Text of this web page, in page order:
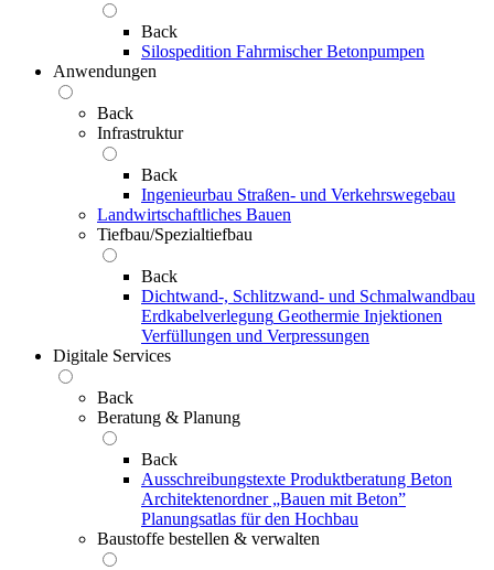
Back
Silospedition Fahrmischer Betonpumpen
Anwendungen
Back
Infrastruktur
Back
Ingenieurbau Straßen- und Verkehrswegebau
Landwirtschaftliches Bauen
Tiefbau/Spezialtiefbau
Back
Dichtwand-, Schlitzwand- und Schmalwandbau
Erdkabelverlegung Geothermie Injektionen
Verfüllungen und Verpressungen
Digitale Services
Back
Beratung & Planung
Back
Ausschreibungstexte Produktberatung Beton
Architektenordner „Bauen mit Beton”
Planungsatlas für den Hochbau
Baustoffe bestellen & verwalten